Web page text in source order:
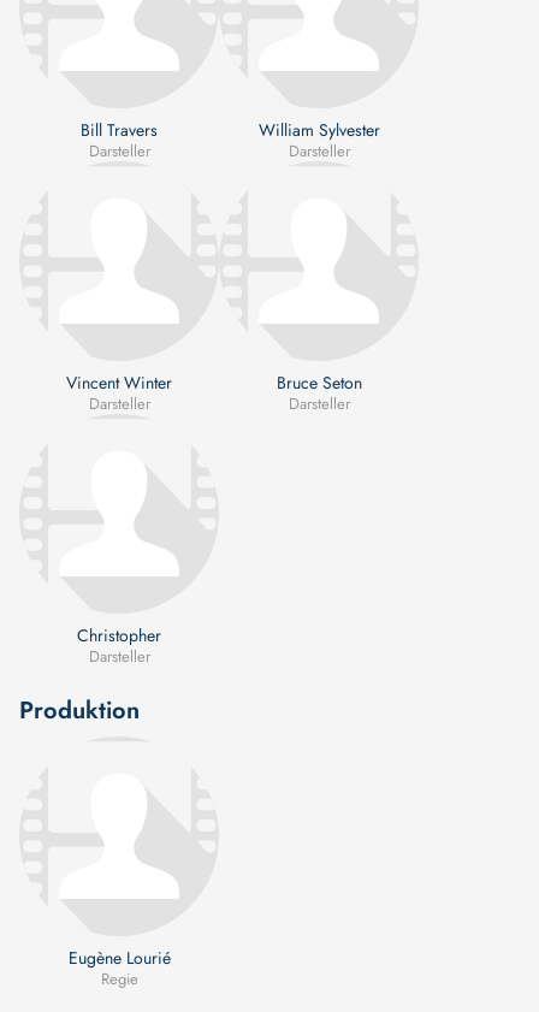
Bill Travers
Darsteller
William Sylvester
Darsteller
Vincent Winter
Darsteller
Bruce Seton
Darsteller
Christopher
Darsteller
Produktion
Eugène Lourié
Regie